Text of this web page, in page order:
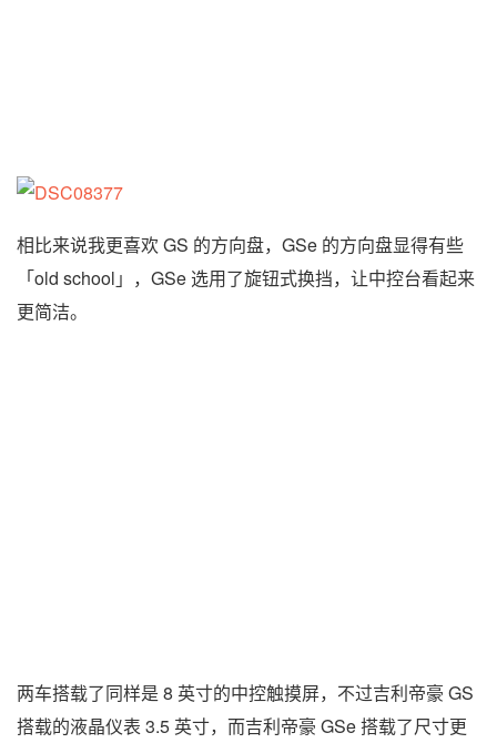
相比来说我更喜欢 GS 的方向盘，GSe 的方向盘显得有些
「old school」，GSe 选用了旋钮式换挡，让中控台看起来
更简洁。
两车搭载了同样是 8 英寸的中控触摸屏，不过吉利帝豪 GS
搭载的液晶仪表 3.5 英寸，而吉利帝豪 GSe 搭载了尺寸更